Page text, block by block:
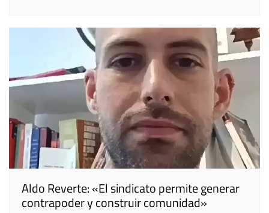
Aldo Reverte: «El sindicato permite generar
contrapoder y construir comunidad»